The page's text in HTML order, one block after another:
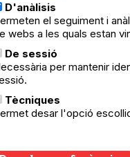
D'anàlisis
el seguiment i
webs a les quals estan
De sessió
per mantenir
Tècniques
desar l'opció